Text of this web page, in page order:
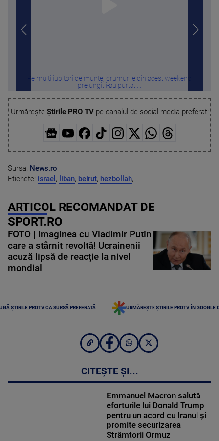
Pe mulți iubitori de munte, drumurile din acest weekend
prelungit i-au purtat ...
Urmărește Știrile PRO TVpe canalul de social media preferat:
Sursa: News.ro
Etichete: israel , liban, beirut, hezbollah,
ARTICOL RECOMANDAT DE
SPORT.RO
FOTO | Imaginea cu Vladimir Putin
care a stârnit revoltă! Ucrainenii
acuză lipsă de reacție la nivel
mondial
ȘTIRILE PROTV CA SURSĂ PREFERATĂ URMĂREȘTE ȘTIRILE PROTV ÎN GOOGLE
CITEȘTE ȘI...
Emmanuel Macron salută
eforturile lui Donald Trump
pentru un acord cu Iranul și
promite securizarea
Strâmtorii Ormuz